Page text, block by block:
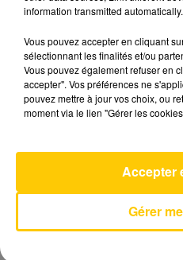
information transmitted automatically.
Vous pouvez accepter en cliquant
sélectionnant les finalités et/ou
Vous pouvez également refuser en
accepter". Vos préférences ne
pouvez mettre à jour vos choix, ou
moment via le lien "Gérer les
Gérer
Accepter